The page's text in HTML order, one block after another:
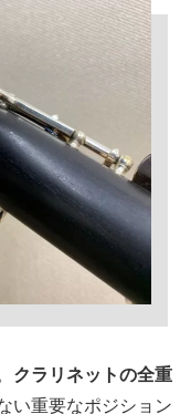
クラリネットの全重
い重要なポジション